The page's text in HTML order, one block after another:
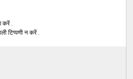
करें .
टिप्पणी न करें .